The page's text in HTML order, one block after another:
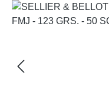
Bildergalerie